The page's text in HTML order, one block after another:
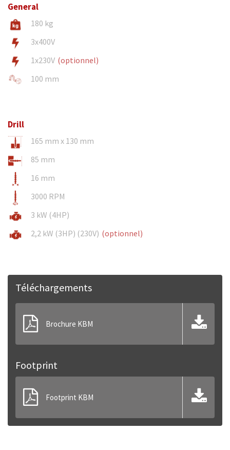
General
180 kg
3x400V
1x230V (optionnel)
100 mm
Drill
165 mm x 130 mm
85 mm
16 mm
3000 RPM
3 kW (4HP)
2,2 kW (3HP) (230V) (optionnel)
Téléchargements
Brochure KBM
Footprint
Footprint KBM